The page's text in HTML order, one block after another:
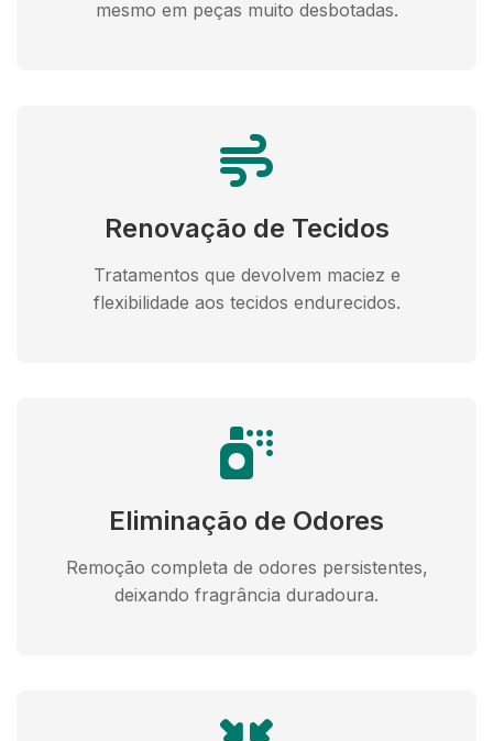
mesmo em peças muito desbotadas.
Renovação de Tecidos
Tratamentos que devolvem maciez e
flexibilidade aos tecidos endurecidos.
Eliminação de Odores
Remoção completa de odores persistentes,
deixando fragrância duradoura.